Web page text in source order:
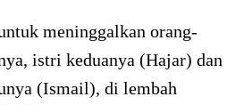
meninggalkan orang-
istri keduanya (Hajar) dan
(Ismail), di lembah